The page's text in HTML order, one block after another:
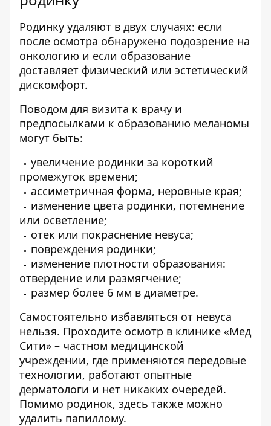
Родинку удаляют в двух случаях: если
после осмотра обнаружено подозрение на
онкологию и если образование
доставляет физический или эстетический
дискомфорт.
Поводом для визита к врачу и
предпосылками к образованию меланомы
могут быть:
увеличение родинки за короткий
промежуток времени;
ассиметричная форма, неровные края;
изменение цвета родинки, потемнение
или осветление;
отек или покраснение невуса;
повреждения родинки;
изменение плотности образования:
отвердение или размягчение;
размер более 6 мм в диаметре.
Самостоятельно избавляться от невуса
нельзя. Проходите осмотр в клинике «Мед
Сити» – частном медицинской
учреждении, где применяются передовые
технологии, работают опытные
дерматологи и нет никаких очередей.
Помимо родинок, здесь также можно
удалить папиллому.